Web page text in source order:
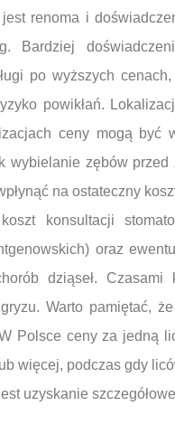
renoma i
Bardziej
po wyższych
powikłań.
ceny mogą być
wybielanie zębów
na ostateczny
konsultacji
oraz
dziąseł.
Warto pamiętać,
Polsce ceny za jedną
więcej, podczas gdy
uzyskanie